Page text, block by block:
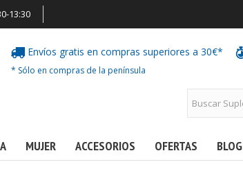
13:30
Envíos gratis en compras superiores a 30€*
* Sólo en compras de la península
MUJER ACCESORIOS OFERTAS BLOG